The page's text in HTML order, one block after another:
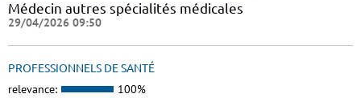
Médecin autres spécialités médicales
29/04/2026 09:50
PROFESSIONNELS DE SANTÉ
relevance: 100%